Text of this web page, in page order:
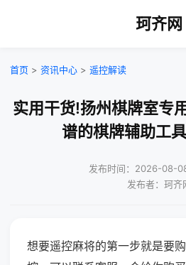
珂齐网
首页 > 资讯中心 > 遥控解读
实用干货!扬州棋牌室专
谱的棋牌辅助工
发布时间：2026-08-
发布者：珂齐
想要遥控麻将的第一步就是要